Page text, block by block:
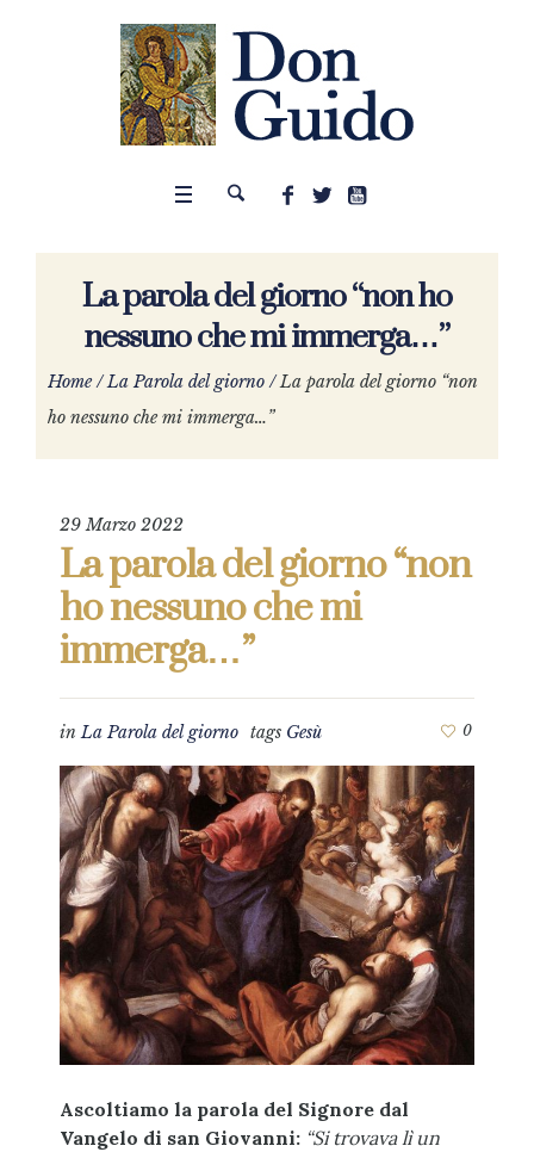
La parola del giorno “non ho
nessuno che mi immerga…”
Home /La Parola del giorno /La parola del giorno “non
ho nessuno che mi immerga…”
29 Marzo 2022
La parola del giorno “non
ho nessuno che mi
immerga…”
inLa Parola del giorno tags Gesù 0
Ascoltiamo la parola del Signore dal
Vangelo di san Giovanni: “Si trovava lì un